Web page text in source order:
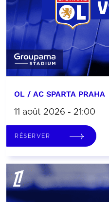
OL / AC SPARTA PRAHA
11 août 2026 - 21:00
RÉSERVER